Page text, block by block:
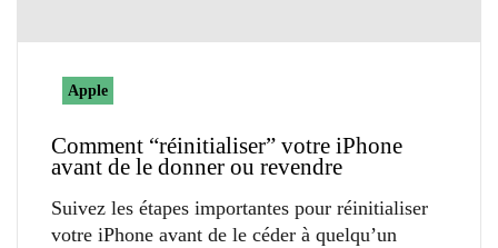
Apple
Comment “réinitialiser” votre iPhone
avant de le donner ou revendre
Suivez les étapes importantes pour réinitialiser
votre iPhone avant de le céder à quelqu’un